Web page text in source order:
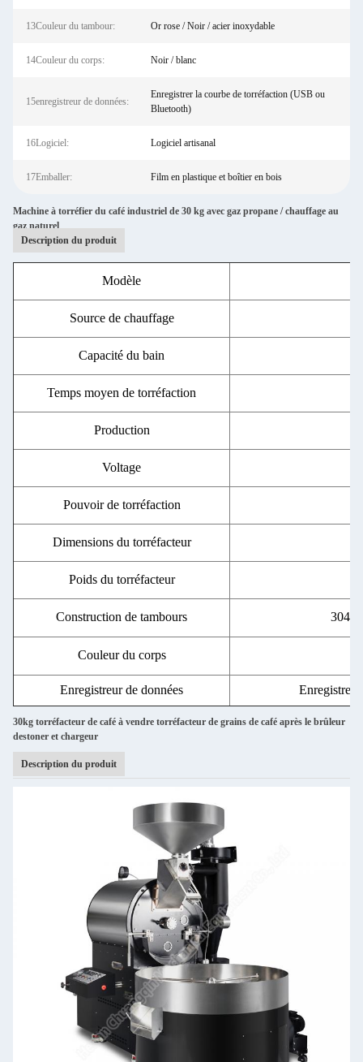
13Couleur du tambour: Or rose / Noir / acier inoxydable
14Couleur du corps: Noir / blanc
15enregistreur de données:
Enregistrer la courbe de torréfaction (USB ou
Bluetooth)
16Logiciel: Logiciel artisanal
17Emballer: Film en plastique et boîtier en bois
Machine à torréfier du café industriel de 30 kg avec gaz propane / chauffage au
gaz naturel
Description du produit
Modèle
Source de chauffage
Capacité du bain
Temps moyen de torréfaction
Production
Voltage
Pouvoir de torréfaction
Dimensions du torréfacteur
Poids du torréfacteur
Construction de tambours 304
Couleur du corps
Enregistreur de données Enregistrer
30kg torréfacteur de café à vendre torréfacteur de grains de café après le brûleur
destoner et chargeur
Description du produit